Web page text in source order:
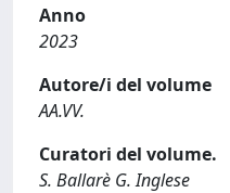
Anno
2023
Autore/i del volume
AA.VV.
Curatori del volume.
S. Ballarè G. Inglese